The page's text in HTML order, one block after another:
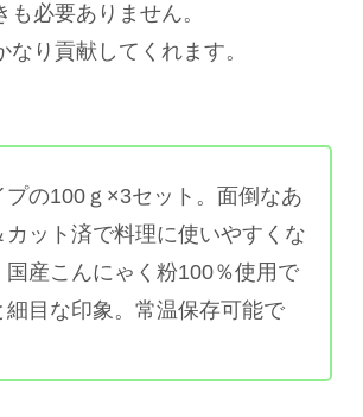
も必要ありません。
なり貢献してくれます。
プの100ｇ×3セット。面倒なあ
カット済で料理に使いやすくな
国産こんにゃく粉100％使用で
細目な印象。常温保存可能で